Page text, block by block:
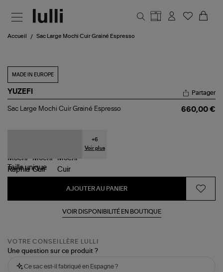
Accueil Sac Large Mochi Cuir Grainé Espresso
MADE IN EUROPE
YUZEFI
Sac
Partager
Sac Large Mochi Cuir Grainé Espresso 660,00 €
+6
Voir plus
Tailleunique
AJOUTER AU PANIER
VOIR DISPONIBILITÉ EN BOUTIQUE
VOTRE CONSEILLÈRE LULLI
Une question sur ce produit ?
Ce sac est-il fabriqué en Espagne ?